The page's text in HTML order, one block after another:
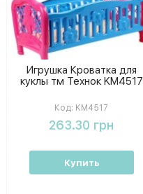
Игрушка Кроватка для
куклы тм Технок KM4517
Код: KM4517
263.30 грн
Купить